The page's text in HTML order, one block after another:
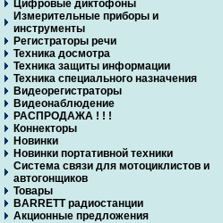
Цифровые диктофоны
Измерительные приборы и
инструменты
Регистраторы речи
Техника досмотра
Техника защиты информации
Техника специального назначения
Видеорегистраторы
Видеонаблюдение
РАСПРОДАЖА ! ! !
Коннекторы
Новинки
Новинки портативной техники
Система связи для мотоциклистов и
автогонщиков
Товары
BARRETT радиостанции
Акционные предложения